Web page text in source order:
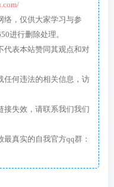
络，仅供大家学习与参
进行删除处理。
代表本站赞同其观点和对
任何违法的相关信息，访
接失效，请联系我们我们
真实的自我官方qq群：